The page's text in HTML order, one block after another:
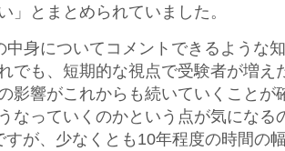
」とまとめられていました。
中身についてコメントできるような
でも、短期的な視点で受験者が増え
影響がこれからも続いていくことが
なっていくのかという点が気になる
すが、少なくとも10年程度の時間の